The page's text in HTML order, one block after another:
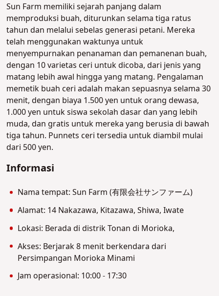
Sun Farm memiliki sejarah panjang dalam
memproduksi buah, diturunkan selama tiga ratus
tahun dan melalui sebelas generasi petani. Mereka
telah menggunakan waktunya untuk
menyempurnakan penanaman dan pemanenan buah,
dengan 10 varietas ceri untuk dicoba, dari jenis yang
matang lebih awal hingga yang matang. Pengalaman
memetik buah ceri adalah makan sepuasnya selama 30
menit, dengan biaya 1.500 yen untuk orang dewasa,
1.000 yen untuk siswa sekolah dasar dan yang lebih
muda, dan gratis untuk mereka yang berusia di bawah
tiga tahun. Punnets ceri tersedia untuk diambil mulai
dari 500 yen.
Informasi
Nama tempat: Sun Farm (有限会社サンファーム)
Alamat: 14 Nakazawa, Kitazawa, Shiwa, Iwate
Lokasi: Berada di distrik Tonan di Morioka,
Akses: Berjarak 8 menit berkendara dari
Persimpangan Morioka Minami
Jam operasional: 10:00 - 17:30